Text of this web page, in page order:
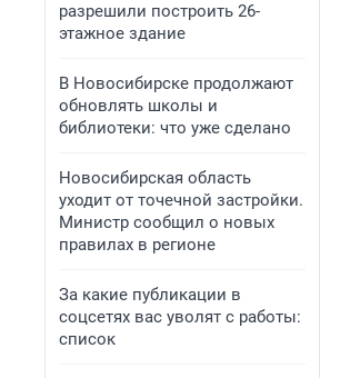
разрешили построить 26-
этажное здание
В Новосибирске продолжают
обновлять школы и
библиотеки: что уже сделано
Новосибирская область
уходит от точечной застройки.
Министр сообщил о новых
правилах в регионе
За какие публикации в
соцсетях вас уволят с работы:
список